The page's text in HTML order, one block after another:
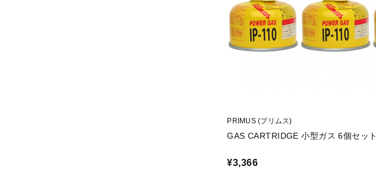
PRIMUS (プリムス)
GAS CARTRIDGE 小型ガス 6個セット
¥3,366